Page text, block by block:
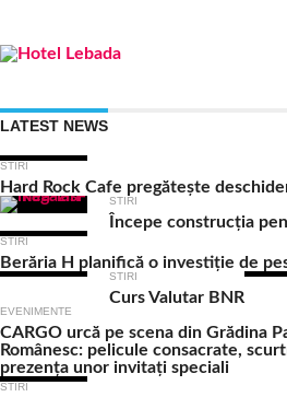
LATEST NEWS
STIRI
Hard Rock Cafe pregătește
STIRI
Începe construcția
STIRI
Berăria H planifică o investiție de
STIRI
Curs Valutar BNR
EVENIMENTE
CARGO urcă pe scena din Grădina
Românesc: pelicule consacrate,
prezența unor invitați speciali
STIRI